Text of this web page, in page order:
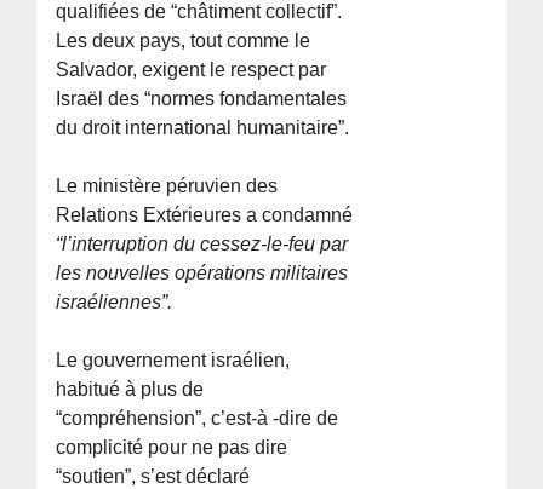
qualifiées de “châtiment collectif”.
Les deux pays, tout comme le
Salvador, exigent le respect par
Israël des “normes fondamentales
du droit international humanitaire”.
Le ministère péruvien des
Relations Extérieures a condamné
“l’interruption du cessez-le-feu par
les nouvelles opérations militaires
israéliennes”.
Le gouvernement israélien,
habitué à plus de
“compréhension”, c’est-à -dire de
complicité pour ne pas dire
“soutien”, s’est déclaré